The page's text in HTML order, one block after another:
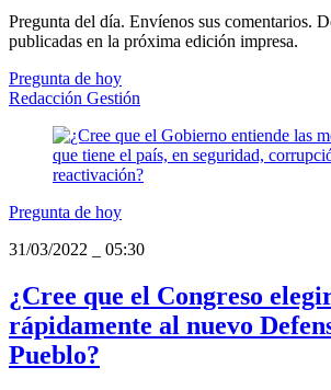
Pregunta del día. Envíenos sus comentarios.
publicadas en la próxima edición impresa.
Pregunta de hoy
Redacción Gestión
Pregunta de hoy
31/03/2022
05:30
¿Cree que el Congreso
rápidamente al nuevo
Pueblo?